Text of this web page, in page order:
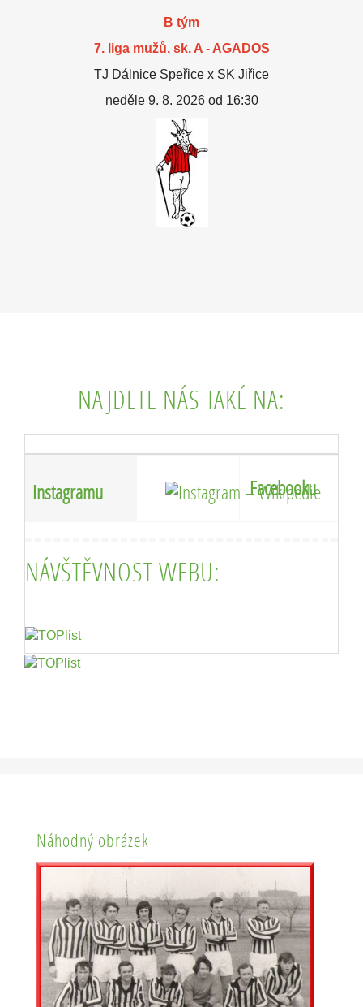
B tým
7. liga mužů, sk. A - AGADOS
TJ Dálnice Speřice x SK Jiřice
neděle 9. 8. 2026 od 16:30
NAJDETE NÁS TAKÉ NA:
Instagramu Facebooku
NÁVŠTĚVNOST WEBU:
Náhodný obrázek